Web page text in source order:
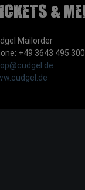
&
Mailorder
+49 3643 495 300